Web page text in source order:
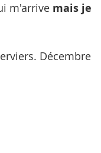
m'arrive mais je
Décembre